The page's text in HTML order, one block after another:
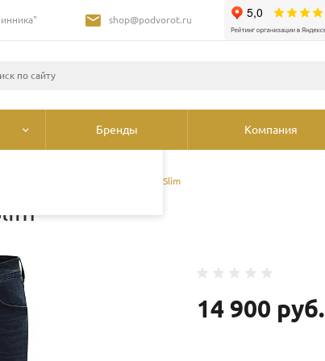
и третьими
страниц
shop@podvorot.ru
Бренды Компания
Джинсы Mustang Oregon Slim
14 900 руб.